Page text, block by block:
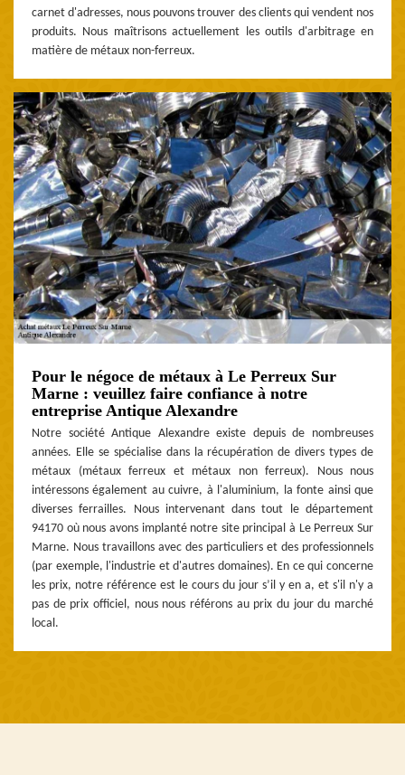
carnet d'adresses, nous pouvons trouver des clients qui vendent nos
produits. Nous maîtrisons actuellement les outils d'arbitrage en
matière de métaux non-ferreux.
Pour le négoce de métaux à Le Perreux Sur
Marne : veuillez faire confiance à notre
entreprise Antique Alexandre
Notre société Antique Alexandre existe depuis de nombreuses
années. Elle se spécialise dans la récupération de divers types de
métaux (métaux ferreux et métaux non ferreux). Nous nous
intéressons également au cuivre, à l'aluminium, la fonte ainsi que
diverses ferrailles. Nous intervenant dans tout le département
94170 où nous avons implanté notre site principal à Le Perreux Sur
Marne. Nous travaillons avec des particuliers et des professionnels
(par exemple, l'industrie et d'autres domaines). En ce qui concerne
les prix, notre référence est le cours du jour s’il y en a, et s'il n'y a
pas de prix officiel, nous nous référons au prix du jour du marché
local.